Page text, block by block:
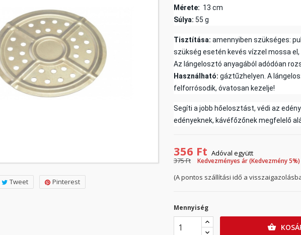
Tweet Pinterest
Mérete: 13 cm
Súlya: 55 g
Tisztítása: amennyiben szükséges:
szükség esetén kevés vízzel mossa
Az lángelosztó anyagából adódóan
Használható: gáztűzhelyen. A
felforrósodik, óvatosan kezelje!
Segíti a jobb hőelosztást, védi az
edényeknek, kávéfőzőnek megfelelő
356 Ft Adóval együtt
375 Ft
Kedvezményes ár (Kedvezmény 5%)
(A pontos szállítási idő a
Mennyiség
